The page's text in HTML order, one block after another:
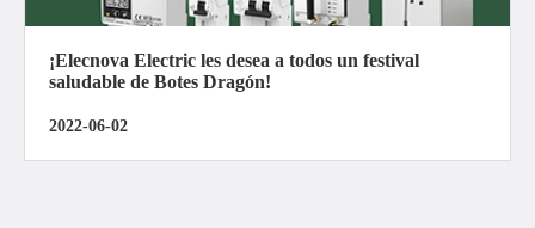
¡Elecnova Electric les desea a todos un festival
saludable de Botes Dragón!
2022-06-02